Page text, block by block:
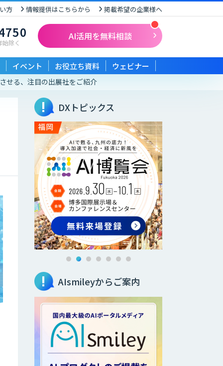
方 情報提供はこちらから 掲載希望の企業様へ
除く
AI活用を無料相談
イベント お役立ち資料 ウェビナー
せる、注目の出展社をご紹介
DXトピックス
AIsmileyからご案内